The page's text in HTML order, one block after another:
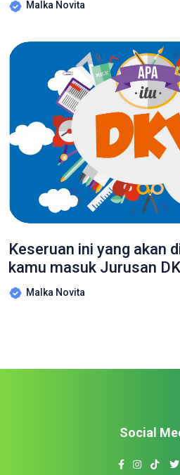
Malka Novita
Keseruan ini yang akan
kamu masuk Jurusan
Malka Novita
Social